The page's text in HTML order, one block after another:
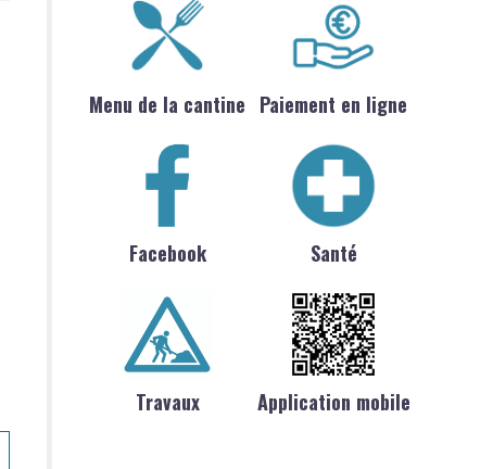
Menu de la cantine Paiement en ligne
Facebook Santé
Travaux Application mobile